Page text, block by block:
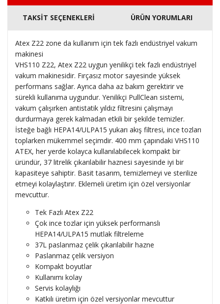
TAKSİT SEÇENEKLERİ ÜRÜN YORUMLARI
Atex Z22 zone da kullanım için tek fazlı endüstriyel vakum
makinesi
VHS110 Z22, Atex Z22 uygun yenilikçi tek fazlı endüstriyel
vakum makinesidir. Fırçasız motor sayesinde yüksek
performans sağlar. Ayrıca daha az bakım gerektirir ve
sürekli kullanıma uygundur. Yenilikçi PullClean sistemi,
vakum çalışırken antistatik yıldız filtresini çalışmayı
durdurmaya gerek kalmadan etkili bir şekilde temizler.
İsteğe bağlı HEPA14/ULPA15 yukarı akış filtresi, ince tozları
toplarken mükemmel seçimdir. 400 mm çapındaki VHS110
ATEX, her yerde kolayca kullanılabilecek kompakt bir
üründür, 37 litrelik çıkarılabilir haznesi sayesinde iyi bir
kapasiteye sahiptir. Basit tasarım, temizlemeyi ve sterilize
etmeyi kolaylaştırır. Eklemeli üretim için özel versiyonlar
mevcuttur.
Tek Fazlı Atex Z22
Çok ince tozlar için yüksek performanslı
HEPA14/ULPA15 mutlak filtreleme
37L paslanmaz çelik çıkarılabilir hazne
Paslanmaz çelik versiyon
Kompakt boyutlar
Kullanımı kolay
Servis kolaylığı
Katkılı üretim için özel versiyonlar mevcuttur